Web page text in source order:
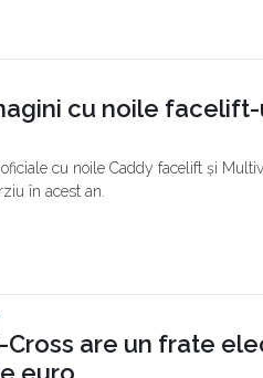
cu noile
cu noile Caddy facelift și
în acest an.
Cross are un frate